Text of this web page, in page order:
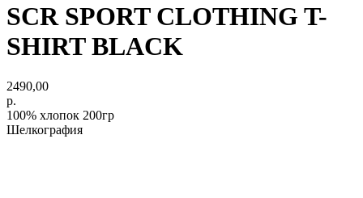
SCR SPORT CLOTHING T-
SHIRT BLACK
2490,00
р.
100% хлопок 200гр
Шелкография